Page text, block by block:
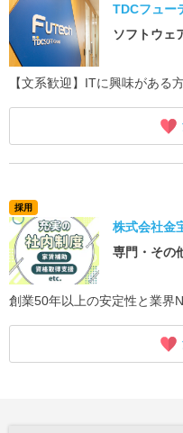
TDCフュー
ソフトウェ
【文系歓迎】ITに興味がある
採用
株式会社金
専門・その
創業50年以上の安定性と業界